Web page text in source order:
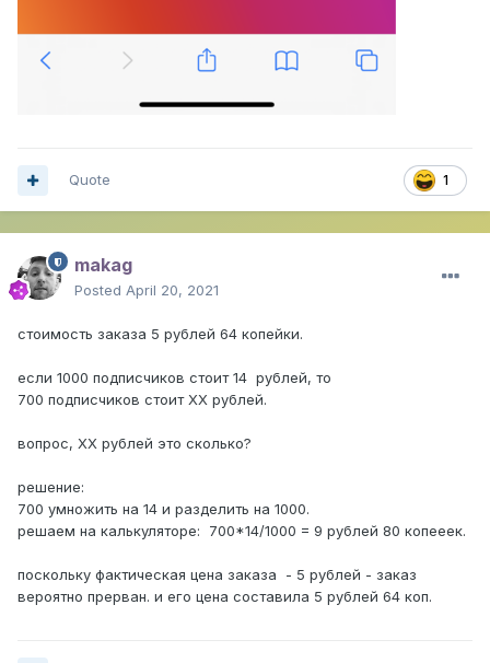
1
Quote
makag
Posted April 20, 2021
стоимость заказа 5 рублей 64 копейки.
если 1000 подписчиков стоит 14 рублей, то
700 подписчиков стоит ХХ рублей.
вопрос, ХХ рублей это сколько?
решение:
700 умножить на 14 и разделить на 1000.
решаем на калькуляторе: 700*14/1000 = 9 рублей 80 копееек.
поскольку фактическая цена заказа - 5 рублей - заказ
вероятно прерван. и его цена составила 5 рублей 64 коп.